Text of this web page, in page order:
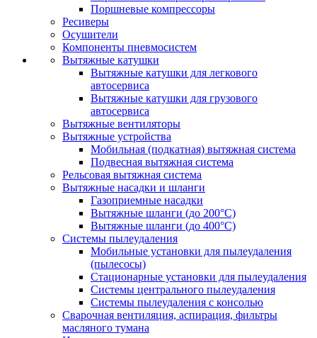
Поршневые компрессоры
Ресиверы
Осушители
Компоненты пневмосистем
Вытяжные катушки
Вытяжные катушки для легкового
автосервиса
Вытяжные катушки для грузового
автосервиса
Вытяжные вентиляторы
Вытяжные устройства
Мобильная (подкатная) вытяжная система
Подвесная вытяжная система
Рельсовая вытяжная система
Вытяжные насадки и шланги
Газоприемные насадки
Вытяжные шланги (до 200°C)
Вытяжные шланги (до 400°C)
Системы пылеудаления
Мобильные установки для пылеудаления
(пылесосы)
Стационарные установки для пылеудаления
Системы центрального пылеудаления
Системы пылеудаления с консолью
Сварочная вентиляция, аспирация, фильтры
масляного тумана